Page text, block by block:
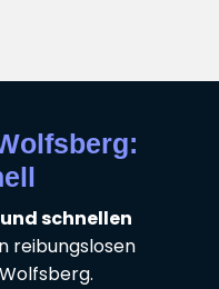
schnellen
reibungslosen